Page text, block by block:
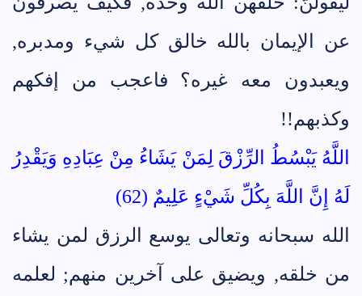
عن الإيمان بالله خالق كل شيء ومدبره,
ويعبدون معه غيره؟ فاعجب من إفكهم
وكذبهم!!
اللَّهُ يَبْسُطُ الرِّزْقَ لِمَنْ يَشَاءُ مِنْ عِبَادِهِ وَيَقْدِرُ
لَهُ إِنَّ اللَّهَ بِكُلِّ شَيْءٍ عَلِيمٌ (62)
الله سبحانه وتعالى يوسع الرزق لمن يشاء
من خلقه, ويضيق على آخرين منهم; لعلمه